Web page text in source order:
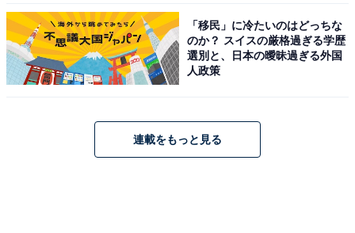
「移民」に冷たいのはどっちな
のか？ スイスの厳格過ぎる学歴
選別と、日本の曖昧過ぎる外国
人政策
連載をもっと見る